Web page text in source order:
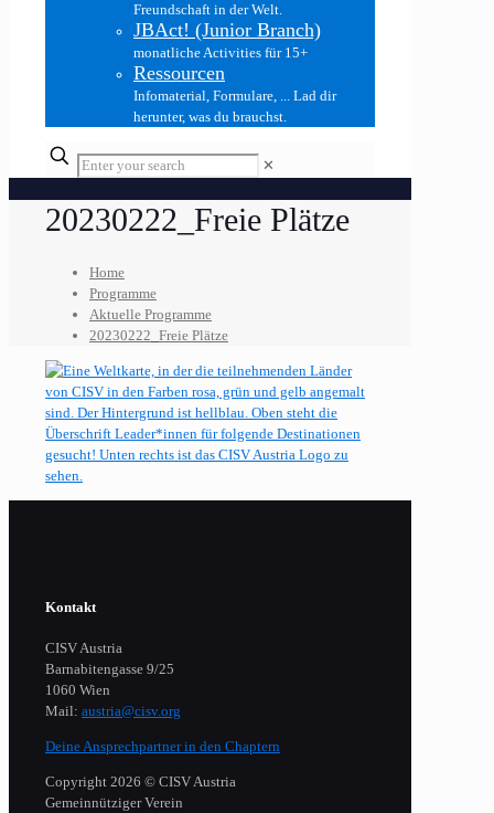
Freundschaft in der Welt.
JBAct! (Junior Branch)
monatliche Activities für 15+
Ressourcen
Infomaterial, Formulare, ... Lad dir
herunter, was du brauchst.
✕
20230222_Freie Plätze
Home
Programme
Aktuelle Programme
20230222_Freie Plätze
Kontakt
CISV Austria
Barnabitengasse 9/25
1060 Wien
Mail: austria@cisv.org
Deine Ansprechpartner in den Chaptern
Copyright 2026 © CISV Austria
Gemeinnütziger Verein